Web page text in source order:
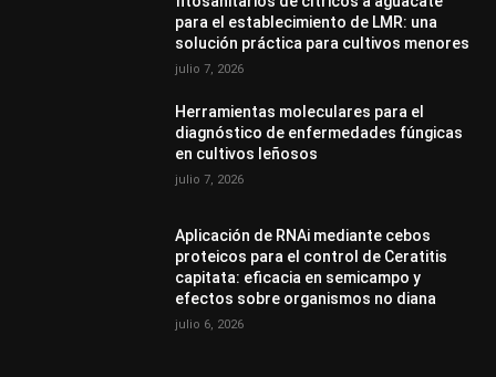
para el establecimiento de LMR: una
solución práctica para cultivos menores
julio 7, 2026
Herramientas moleculares para el
diagnóstico de enfermedades fúngicas
en cultivos leñosos
julio 7, 2026
Aplicación de RNAi mediante cebos
proteicos para el control de Ceratitis
capitata: eficacia en semicampo y
efectos sobre organismos no diana
julio 6, 2026